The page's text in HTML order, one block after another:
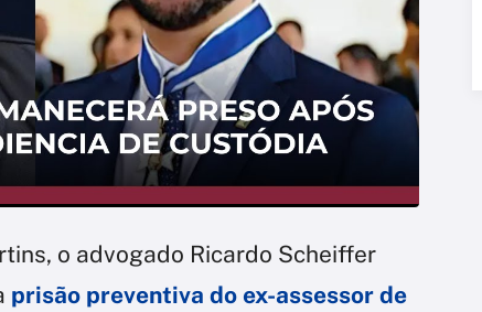
o advogado Ricardo Scheiffer
prisão preventiva do ex-assessor de